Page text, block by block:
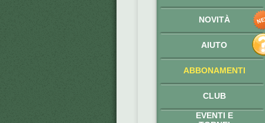
NOVITÀ
AIUTO
ABBONAMENTI
CLUB
EVENTI E